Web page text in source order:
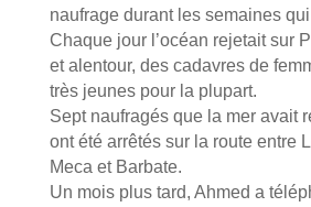
naufrage durant les semaines
Chaque jour l’océan rejetait sur
et alentour, des cadavres de
très jeunes pour la plupart.
Sept naufragés que la mer avait
ont été arrêtés sur la route entre
Meca et Barbate.
Un mois plus tard, Ahmed a